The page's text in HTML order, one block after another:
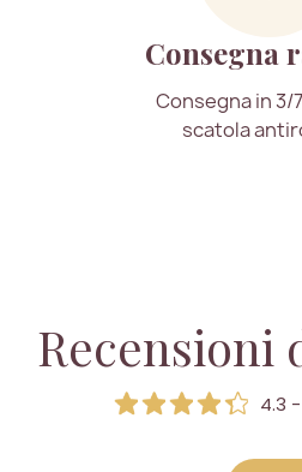
Consegna
Consegna in 3/
scatola
Recensioni
4.3